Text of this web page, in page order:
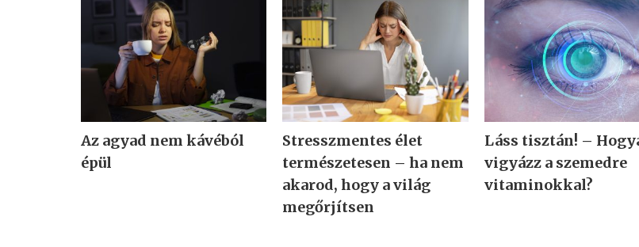
Az agyad nem kávéból
épül
Stresszmentes élet
természetesen – ha nem
akarod, hogy a világ
megőrjítsen
Láss tisztán! –
vigyázz a szemedre
vitaminokkal?